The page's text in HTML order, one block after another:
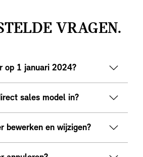
VRAGEN.
op 1 januari 2024?
sales model in?
bewerken en wijzigen?